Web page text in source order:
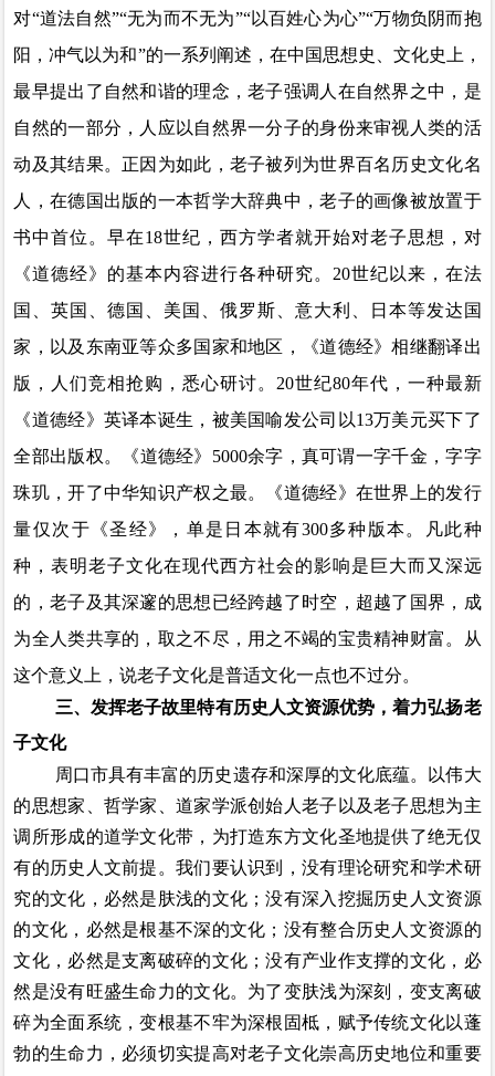
对“道法自然”“无为而不无为”“以百姓心为心”“万物负阴而抱
阳，冲气以为和”的一系列阐述，在中国思想史、文化史上，
最早提出了自然和谐的理念，老子强调人在自然界之中，是
自然的一部分，人应以自然界一分子的身份来审视人类的活
动及其结果。正因为如此，老子被列为世界百名历史文化名
人，在德国出版的一本哲学大辞典中，老子的画像被放置于
书中首位。早在18世纪，西方学者就开始对老子思想，对
《道德经》的基本内容进行各种研究。 20世纪以来，在法
国、英国、德国、美国、俄罗斯、意大利、日本等发达国
家，以及东南亚等众多国家和地区，《道德经》相继翻译出
版，人们竞相抢购，悉心研讨。 20世纪80年代，一种最新
《道德经》英译本诞生，被美国喻发公司以13万美元买下了
全部出版权。《道德经》 5000余字，真可谓一字千金，字字
珠玑，开了中华知识产权之最。《道德经》在世界上的发行
量仅次于《圣经》
， 单是日本就有300多种版本。凡此种
种，表明老子文化在现代西方社会的影响是巨大而又深远
的，老子及其深邃的思想已经跨越了时空，超越了国界，成
为全人类共享的，取之不尽，用之不竭的宝贵精神财富。从
这个意义上，说老子文化是普适文化一点也不过分。
三、发挥老子故里特有历史人文资源优势，着力弘扬老
子文化
周口市具有丰富的历史遗存和深厚的文化底蕴。以伟大
的思想家、哲学家、道家学派创始人老子以及老子思想为主
调所形成的道学文化带，为打造东方文化圣地提供了绝无仅
有的历史人文前提。我们要认识到，没有理论研究和学术研
究的文化，必然是肤浅的文化；没有深入挖掘历史人文资源
的文化，必然是根基不深的文化；没有整合历史人文资源的
文化，必然是支离破碎的文化；没有产业作支撑的文化，必
然是没有旺盛生命力的文化。为了变肤浅为深刻，变支离破
碎为全面系统，变根基不牢为深根固柢，赋予传统文化以蓬
勃的生命力，必须切实提高对老子文化崇高历史地位和重要